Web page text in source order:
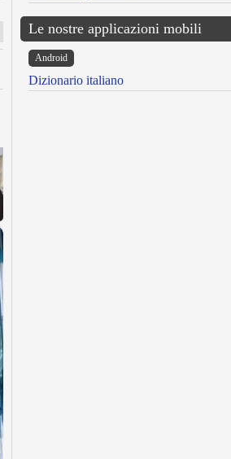
Le nostre applicazioni mobili
Android
Dizionario italiano